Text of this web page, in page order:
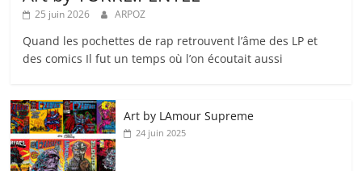
25 juin 2026 ARPOZ
Quand les pochettes de rap retrouvent l’âme des LP et
des comics Il fut un temps où l’on écoutait aussi
Art by LAmour Supreme
24 juin 2025